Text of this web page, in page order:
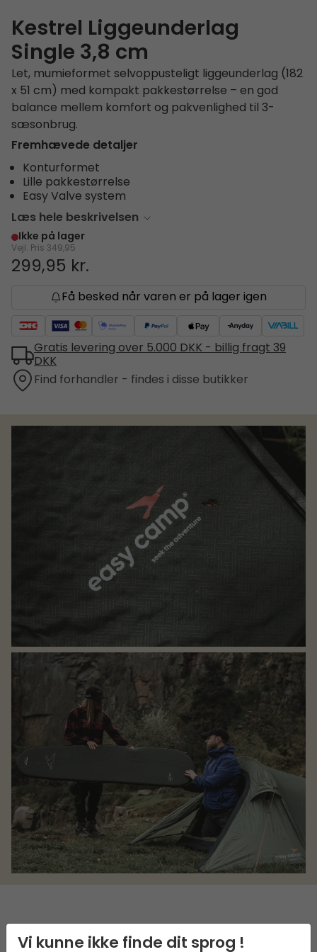
Kestrel Liggeunderlag
Single 3,8 cm
Let, mumieformet selvoppusteligt liggeunderlag (182
x 51 cm) med kompakt pakkestørrelse – en god
balance mellem komfort og pakvenlighed til 3-
sæsonbrug.
Fremhævede detaljer
Konturformet
Lille pakkestørrelse
Easy Valve system
Læs hele beskrivelsen
Ikke på lager
Vejl. Pris 349,95
299,95 kr.
Få besked når varen er på lager igen
Gratis levering over 5.000 DKK - billig fragt 39
DKK
Find forhandler - findes i disse butikker
BESKRIVELSE
Vi kunne ikke finde dit sprog !